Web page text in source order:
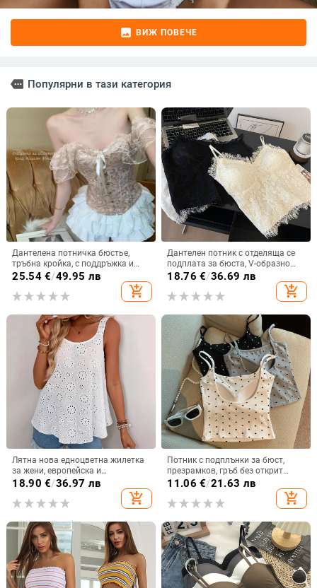
image ВИЖ ПОВЕЧЕ
more Популярни в тази категория
Дантелена потничка бюстье,
тръбна кройка, с поддръжка и
костилки, Slim fit, къса дължина
40–50 см, секционен модел
25.54€/49.95 лв
add_shopping_cart
Дантелен потник с отделяща се
подплата за бюста, V-образно
деколте и бродерия
18.76 €/36.69 лв
add_shopping_cart
Лятна нова едноцветна жилетка
за жени, европейска и
американска мода, бродирана,
свободна без ръкави за жени
18.90 €/36.97 лв
add_shopping_cart
Потник с подплънки за бюст,
презрамков, гръб без открит
гръб, принт с вълнообразни
точки, нейлон 95%+ (Ultra-short
дължина ≤40 cm)
11.06 €/21.63 лв
add_shopping_cart